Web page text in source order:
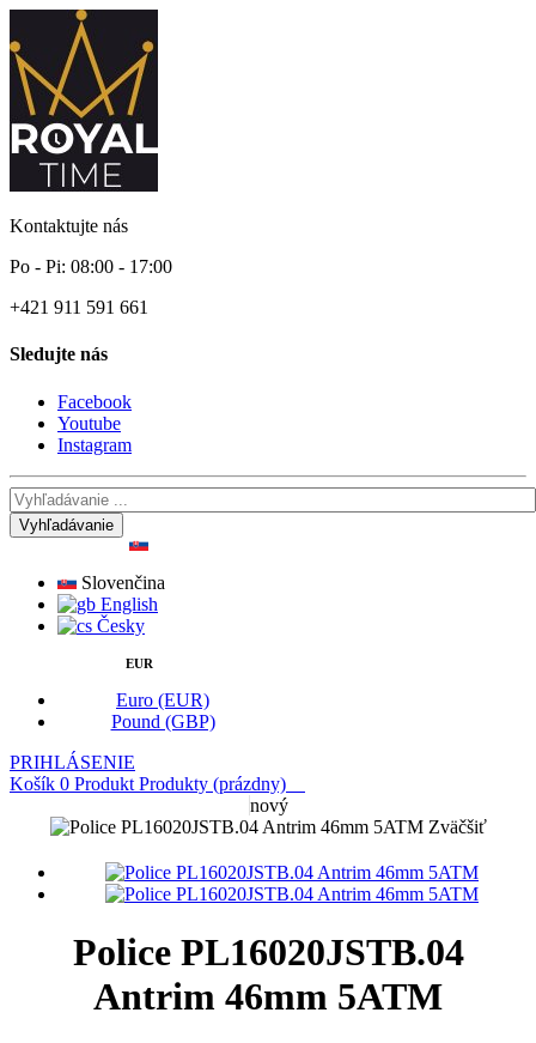
Kontaktujte nás
Po - Pi: 08:00 - 17:00
+421 911 591 661
Sledujte nás
Facebook
Youtube
Instagram
Vyhľadávanie
Slovenčina
English
Česky
EUR
Euro (EUR)
Pound (GBP)
PRIHLÁSENIE
Košík 0 Produkt Produkty (prázdny)
nový
Zväčšiť
Police PL16020JSTB.04
Antrim 46mm 5ATM